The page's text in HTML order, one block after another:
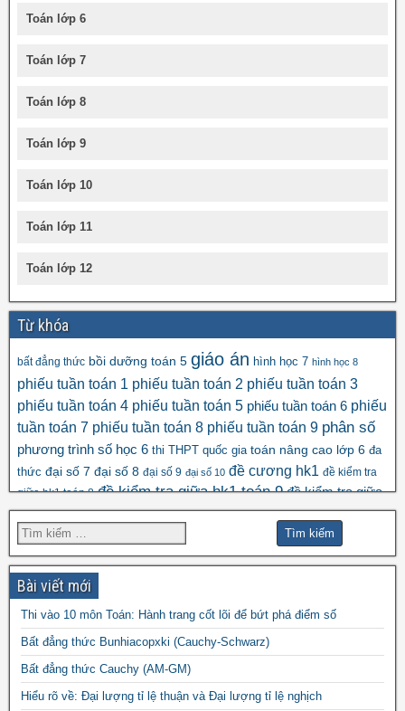
Toán lớp 6
Toán lớp 7
Toán lớp 8
Toán lớp 9
Toán lớp 10
Toán lớp 11
Toán lớp 12
Từ khóa
bất đẳng thức bồi dưỡng toán 5 giáo án hình học 7 hình học 8
phiếu tuần toán 1 phiếu tuần toán 2 phiếu tuần toán 3
phiếu tuần toán 4 phiếu tuần toán 5 phiếu tuần toán 6 phiếu
tuần toán 7 phiếu tuần toán 8 phiếu tuần toán 9 phân số
phương trình số học 6 thi THPT quốc gia toán nâng cao lớp 6 đa
thức đại số 7 đại số 8 đại số 9 đại số 10 đề cương hk1 đề kiểm tra
giữa hk1 toán 8 đề kiểm tra giữa hk1 toán 9 đề kiểm tra giữa
hk2 toán 9 đề kscl đề thi hk1 toán 6
đề thi hk1 toán 8 đề thi hk1 toán 9 đề thi hk2 toán
9 đề thi hsg toán 6
đề thi
hsg toán 8đề thi hsg toán 9 đề thi olympic
toán đề thi thử vào 10 đề thi toán chuyên
vào 10 môn toán năm 2022đề thi vào
Bài viết mới
Thi vào 10 môn Toán: Hành trang cốt lõi để bứt phá điểm số
Bất đẳng thức Bunhiacopxki (Cauchy-Schwarz)
Bất đẳng thức Cauchy (AM-GM)
Hiểu rõ về: Đại lượng tỉ lệ thuận và Đại lượng tỉ lệ nghịch